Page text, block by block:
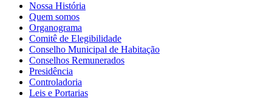
Nossa História
Quem somos
Organograma
Comitê de Elegibilidade
Conselho Municipal de Habitação
Conselhos Remunerados
Presidência
Controladoria
Leis e Portarias